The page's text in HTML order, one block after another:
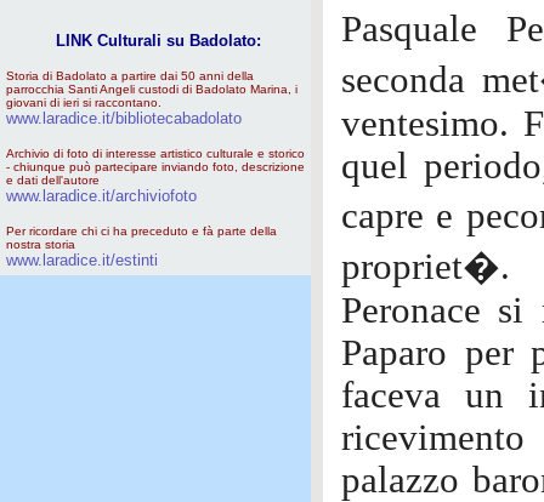
LINK Culturali su Badolato:
Storia di Badolato a partire dai 50 anni della
parrocchia Santi Angeli custodi di Badolato Marina, i
giovani di ieri si raccontano.
www.laradice.it/bibliotecabadolato
Archivio di foto di interesse artistico culturale e storico
- chiunque può partecipare inviando foto, descrizione
e dati dell'autore
www.laradice.it/archiviofoto
Per ricordare chi ci ha preceduto e fà parte della
nostra storia
www.laradice.it/estinti
Pasquale
seconda
ventesimo.
quel
capre e
propriet�.
Peronace
Paparo per
faceva un
palazzo